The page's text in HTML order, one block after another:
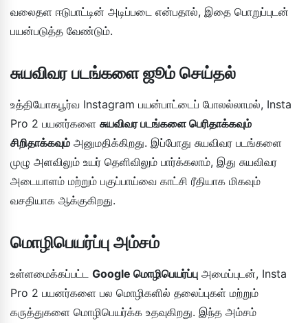
வலைதள ஈடுபாட்டின் அடிப்படை என்பதால், இதை பொறுப்புடன்
பயன்படுத்த வேண்டும்.
சுயவிவர படங்களை ஜூம் செய்தல்
உத்தியோகபூர்வ Instagram பயன்பாட்டைப் போலல்லாமல், Insta
Pro 2 பயனர்களை சுயவிவர படங்களை பெரிதாக்கவும்
சிறிதாக்கவும் அனுமதிக்கிறது. இப்போது சுயவிவர படங்களை
முழு அளவிலும் உயர் தெளிவிலும் பார்க்கலாம், இது சுயவிவர
அடையாளம் மற்றும் பகுப்பாய்வை காட்சி ரீதியாக மிகவும்
வசதியாக ஆக்குகிறது.
மொழிபெயர்ப்பு அம்சம்
உள்ளமைக்கப்பட்ட Google மொழிபெயர்ப்பு அமைப்புடன், Insta
Pro 2 பயனர்களை பல மொழிகளில் தலைப்புகள் மற்றும்
கருத்துகளை மொழிபெயர்க்க உதவுகிறது. இந்த அம்சம்